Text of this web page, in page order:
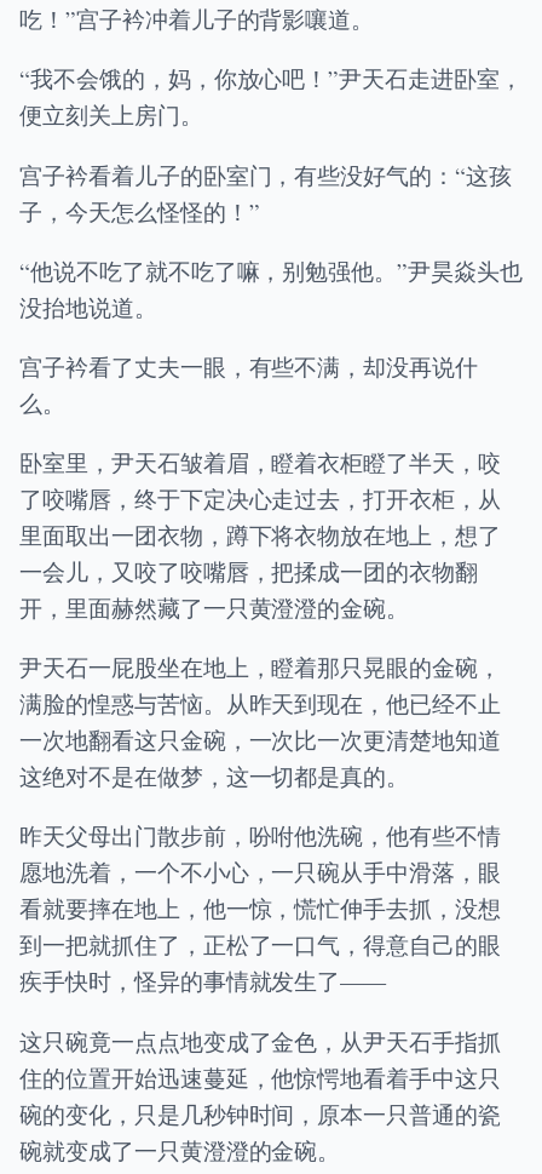
吃！”宫子衿冲着儿子的背影嚷道。
“我不会饿的，妈，你放心吧！”尹天石走进卧室，
便立刻关上房门。
宫子衿看着儿子的卧室门，有些没好气的：“这孩
子，今天怎么怪怪的！”
“他说不吃了就不吃了嘛，别勉强他。”尹昊焱头也
没抬地说道。
宫子衿看了丈夫一眼，有些不满，却没再说什
么。
卧室里，尹天石皱着眉，瞪着衣柜瞪了半天，咬
了咬嘴唇，终于下定决心走过去，打开衣柜，从
里面取出一团衣物，蹲下将衣物放在地上，想了
一会儿，又咬了咬嘴唇，把揉成一团的衣物翻
开，里面赫然藏了一只黄澄澄的金碗。
尹天石一屁股坐在地上，瞪着那只晃眼的金碗，
满脸的惶惑与苦恼。从昨天到现在，他已经不止
一次地翻看这只金碗，一次比一次更清楚地知道
这绝对不是在做梦，这一切都是真的。
昨天父母出门散步前，吩咐他洗碗，他有些不情
愿地洗着，一个不小心，一只碗从手中滑落，眼
看就要摔在地上，他一惊，慌忙伸手去抓，没想
到一把就抓住了，正松了一口气，得意自己的眼
疾手快时，怪异的事情就发生了——
这只碗竟一点点地变成了金色，从尹天石手指抓
住的位置开始迅速蔓延，他惊愕地看着手中这只
碗的变化，只是几秒钟时间，原本一只普通的瓷
碗就变成了一只黄澄澄的金碗。